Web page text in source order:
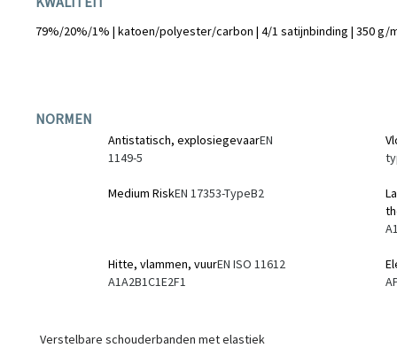
79%/20%/1% | katoen/polyester/carbon | 4/1 satijnbinding | 350 g/
NORMEN
Antistatisch, explosiegevaarEN
1149-5
Medium RiskEN 17353-TypeB2
Hitte, vlammen, vuurEN ISO 11612
A1A2B1C1E2F1
Verstelbare schouderbanden met elastiek